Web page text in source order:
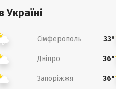
Україні
Сімферополь 33°
Дніпро 36°
Запоріжжя 36°